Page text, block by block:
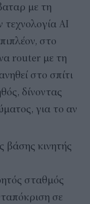
με τη
ΑΙ
στο
router με τη
στο σπίτι
δίνοντας
για το αν
κινητής
σταθμός
σε